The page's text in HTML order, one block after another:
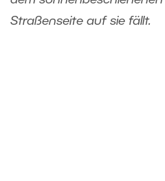
Straßenseite auf sie fällt.